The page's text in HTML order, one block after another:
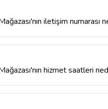
iletişim numarası
hizmet saatleri